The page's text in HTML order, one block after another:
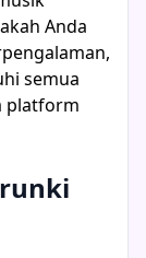
Anda
semua
platform